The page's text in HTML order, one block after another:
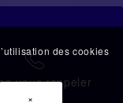
拉
vous rappeler
des cookies
×